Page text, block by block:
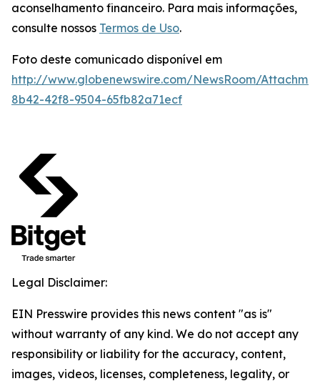
aconselhamento financeiro. Para mais informações,
consulte nossos Termos de Uso.
Foto deste comunicado disponível em
http://www.globenewswire.com/NewsRoom/
8b42-42f8-9504-65fb82a71ecf
Legal Disclaimer:
EIN Presswire provides this news content "as is"
without warranty of any kind. We do not accept any
responsibility or liability for the accuracy, content,
images, videos, licenses, completeness, legality, or